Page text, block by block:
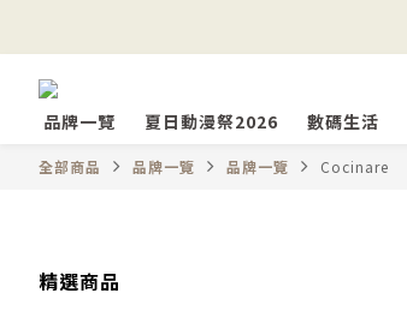
品牌一覽
夏日動漫祭2026 數碼生活
全部商品 品牌一覽 品牌一覽 Cocinare
精選商品